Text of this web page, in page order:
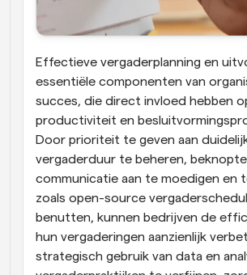
Effectieve vergaderplanning en
essentiële componenten van
succes, die direct invloed hebben
productiviteit en
Door prioriteit te geven aan
vergaderduur te beheren, beknopte
communicatie aan te moedigen en
zoals open-source
benutten, kunnen bedrijven de
hun vergaderingen aanzienlijk
strategisch gebruik van data en